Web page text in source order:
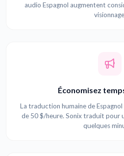
audio Espagnol augmentent
Économisez
La traduction humaine de
de 50 $/heure. Sonix traduit pour
quelques